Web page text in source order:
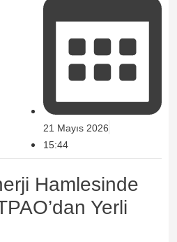
21 Mayıs 2026
15:44
Hamlesinde
Yerli